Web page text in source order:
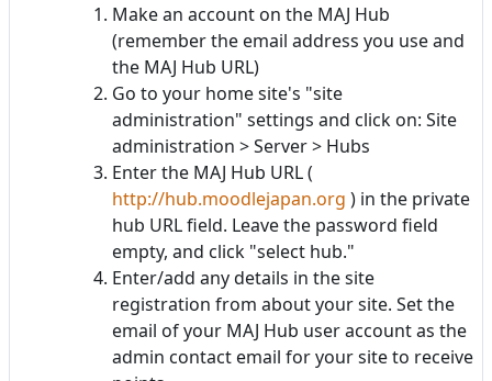
Make an account on the MAJ Hub
(remember the email address you use and
the MAJ Hub URL)
Go to your home site's "site
administration" settings and click on: Site
administration > Server > Hubs
Enter the MAJ Hub URL (
http://hub.moodlejapan.org ) in the private
hub URL field. Leave the password field
empty, and click "select hub."
Enter/add any details in the site
registration from about your site. Set the
email of your MAJ Hub user account as the
admin contact email for your site to receive